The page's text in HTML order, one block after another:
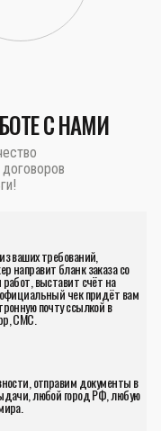
С НАМИ
ваших требований,
направит бланк заказа со
работ, выставит счёт на
чек придёт вам
почту ссылкой в
СМС.
отправим документы в
любой город РФ, любую